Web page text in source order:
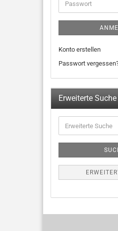
Konto erstellen
Passwort
Erweiterte Suche